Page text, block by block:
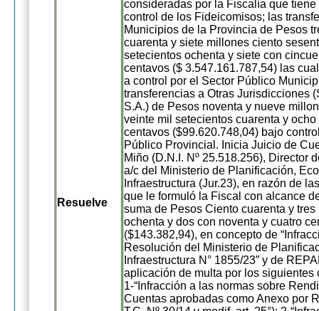
Resuelve
consideradas por la Fiscalía que
control de los Fideicomisos; las
Municipios de la Provincia de Pesos
cuarenta y siete millones ciento
setecientos ochenta y siete con
centavos ($ 3.547.161.787,54) las
a control por el Sector Público
transferencias a Otras Jurisdicciones
S.A.) de Pesos noventa y nueve
veinte mil setecientos cuarenta y ocho
centavos ($99.620.748,04) bajo
Público Provincial. Inicia Juicio de
Miño (D.N.I. Nº 25.518.256), Director
a/c del Ministerio de Planificación,
Infraestructura (Jur.23), en razón de
que le formuló la Fiscal con alcance
suma de Pesos Ciento cuarenta y
ochenta y dos con noventa y cuatro
($143.382,94), en concepto de
Resolución del Ministerio de
Infraestructura N° 1855/23” y de
aplicación de multa por los siguientes
1-“Infracción a las normas sobre
Cuentas aprobadas como Anexo por